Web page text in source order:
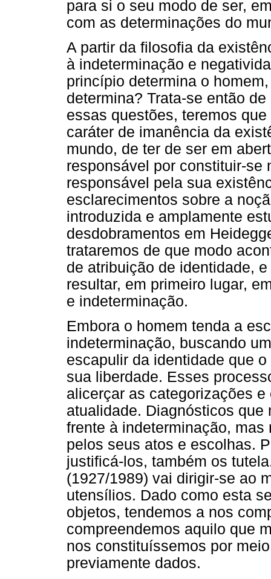
para si o seu modo de ser,
com as determinações do
A partir da filosofia da
à indeterminação e
princípio determina o
determina? Trata-se então
essas questões, teremos
caráter de imanência da
mundo, de ter de ser em
responsável por constituir-se
responsável pela sua
esclarecimentos sobre a
introduzida e amplamente
desdobramentos em
trataremos de que modo
de atribuição de identidade,
resultar, em primeiro lugar,
e indeterminação.
Embora o homem tenda a
indeterminação, buscando
escapulir da identidade que
sua liberdade. Esses
alicerçar as categorizações
atualidade. Diagnósticos
frente à indeterminação,
pelos seus atos e escolhas.
justificá-los, também os
(1927/1989) vai dirigir-se ao
utensílios. Dado como esta
objetos, tendemos a nos
compreendemos aquilo que
nos constituíssemos por
previamente dados.